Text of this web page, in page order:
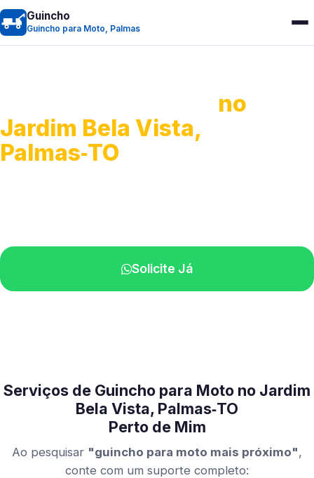
Guincho
Guincho para Moto, Palmas
no
Jardim Bela Vista,
Palmas‑TO
Solicite Já
Serviços de Guincho para Moto no Jardim
Bela Vista, Palmas‑TO
Perto de Mim
Ao pesquisar "guincho para moto mais próximo",
conte com um suporte completo: